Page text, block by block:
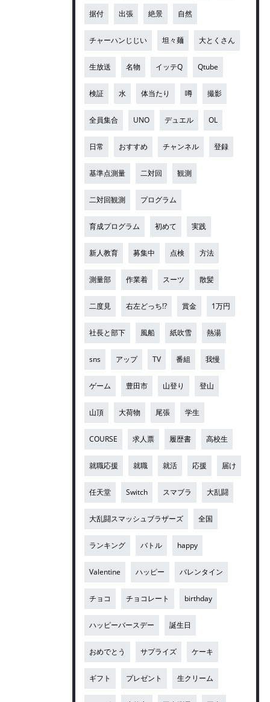
据付 出張 絶景 自然
チャーハンじじい 坦々麺 大とくさん
生放送 名物 イッテQ Qtube
検証 水 体当たり 噂 撮影
全員集合 UNO デュエル OL
日常 おすすめ チャンネル 登録
基準点測量 二対回 観測
二対回観測 プログラム
育成プログラム 初めて 実践
新人教育 募集中 点検 方法
測量部 作業着 スーツ 散髪
二度見 右左どっち!? 賞金 1万円
社長と部下 風船 紙吹雪 熱湯
sns アップ TV 番組 我慢
ゲーム 豊田市 山登り 登山
山頂 大荷物 尾張 学生
COURSE 求人票 履歴書 高校生
就職応援 就職 就活 応援 届け
任天堂 Switch スマブラ 大乱闘
大乱闘スマッシュブラザーズ 全国
ランキング バトル happy
Valentine ハッピー バレンタイン
チョコ チョコレート birthday
ハッピーバースデー 誕生日
おめでとう サプライズ ケーキ
ギフト プレゼント 生クリーム